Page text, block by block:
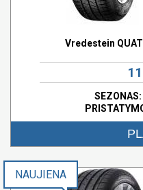
Vredestein
NAUJIENA